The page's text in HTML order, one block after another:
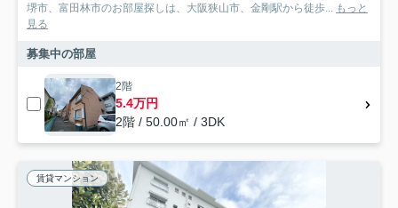
堺市、富田林市のお部屋探しは、大阪狭山市、金剛駅から徒歩...
もっと
見る
募集中の部屋
2階
5.4万円
2階 / 50.00㎡ / 3DK
賃貸マンション